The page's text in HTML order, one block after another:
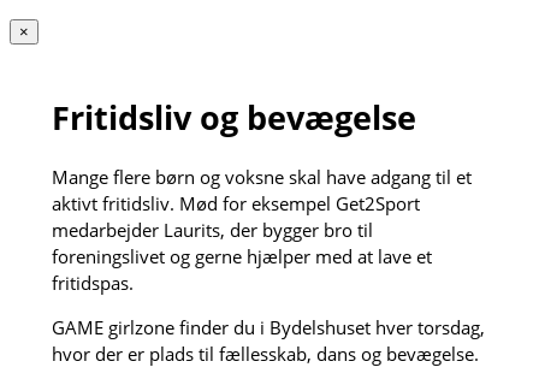
×
Fritidsliv og bevægelse
Mange flere børn og voksne skal have adgang til et
aktivt fritidsliv. Mød for eksempel Get2Sport
medarbejder Laurits, der bygger bro til
foreningslivet og gerne hjælper med at lave et
fritidspas.
GAME girlzone finder du i Bydelshuset hver torsdag,
hvor der er plads til fællesskab, dans og bevægelse.